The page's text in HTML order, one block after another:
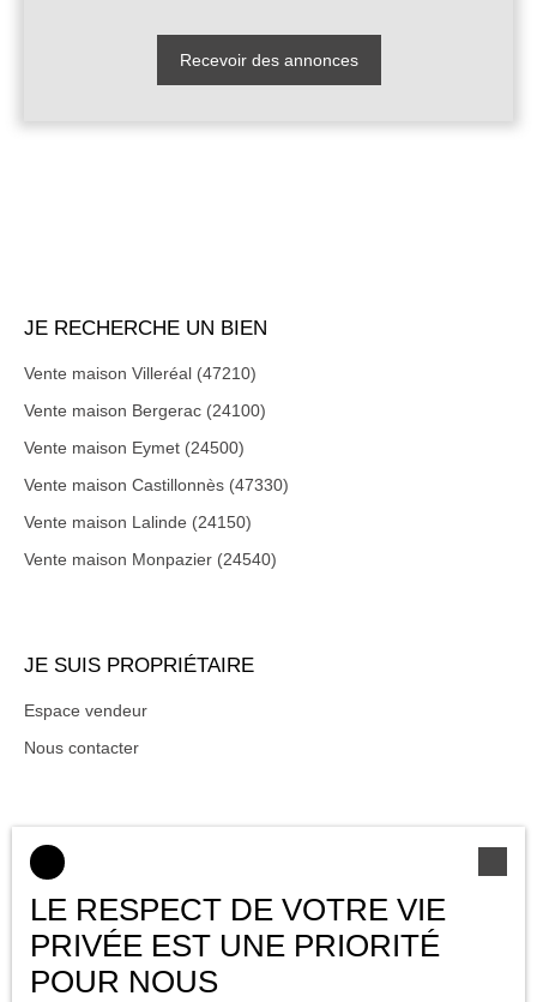
Recevoir des annonces
JE RECHERCHE UN BIEN
Vente maison Villeréal (47210)
Vente maison Bergerac (24100)
Vente maison Eymet (24500)
Vente maison Castillonnès (47330)
Vente maison Lalinde (24150)
Vente maison Monpazier (24540)
JE SUIS PROPRIÉTAIRE
Espace vendeur
Nous contacter
INFORMATIONS
Nos honoraires
Mentions légales
Politique de confidentialité
LE RESPECT DE VOTRE VIE
PRIVÉE EST UNE PRIORITÉ
POUR NOUS